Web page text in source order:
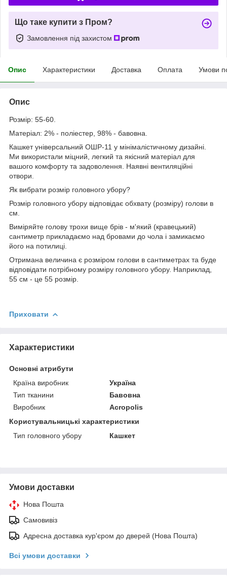
Що таке купити з Пром?
Замовлення під захистом
Опис Характеристики Доставка Оплата Умови
Опис
Розмір: 55-60.
Матеріал: 2% - поліеcтер, 98% - бавовна.
Кашкет універсальний ОШР-11 у мінімалістичному дизайні.
Ми використали міцний, легкий та якісний матеріал для
вашого комфорту та задоволення. Наявні вентиляційні
отвори.
Як вибрати розмір головного убору?
Розмір головного убору відповідає обхвату (розміру) голови в
см.
Виміряйте голову трохи вище брів - м'який (кравецький)
сантиметр прикладаємо над бровами до чола і замикаємо
його на потилиці.
Отримана величина є розміром голови в сантиметрах та буде
відповідати потрібному розміру головного убору. Наприклад,
55 см - це 55 розмір.
Приховати
Характеристики
Основні атрибути
Країна виробник
Україна
Тип тканини
Бавовна
Виробник
Acropolis
Користувальницькі характеристики
Тип головного убору
Кашкет
Умови доставки
Нова Пошта
Самовивіз
Адресна доставка кур'єром до дверей (Нова Пошта)
Всі умови доставки